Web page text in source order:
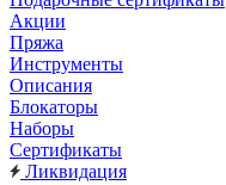
Акции
Пряжа
Инструменты
Описания
Блокаторы
Наборы
Сертификаты
Ликвидация